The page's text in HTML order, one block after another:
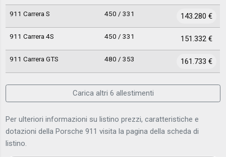
911 Carrera S 450 / 331 143.280 €
911 Carrera 4S 450 / 331 151.332 €
911 Carrera GTS 480 / 353 161.733 €
Carica altri 6 allestimenti
Per ulteriori informazioni su listino prezzi, caratteristiche e
dotazioni della Porsche 911 visita la pagina della scheda di
listino.